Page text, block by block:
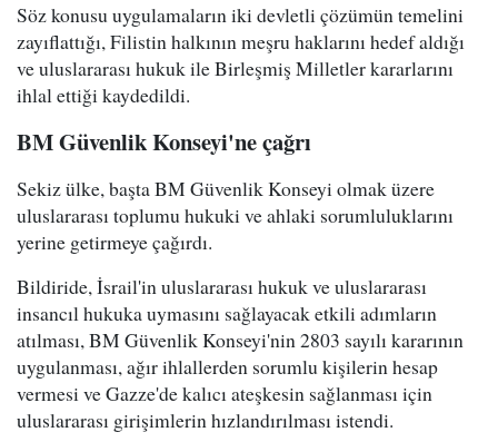
Söz konusu uygulamaların iki devletli çözümün temelini
zayıflattığı, Filistin halkının meşru haklarını hedef aldığı
ve uluslararası hukuk ile Birleşmiş Milletler kararlarını
ihlal ettiği kaydedildi.
BM Güvenlik Konseyi'ne çağrı
Sekiz ülke, başta BM Güvenlik Konseyi olmak üzere
uluslararası toplumu hukuki ve ahlaki sorumluluklarını
yerine getirmeye çağırdı.
Bildiride, İsrail'in uluslararası hukuk ve uluslararası
insancıl hukuka uymasını sağlayacak etkili adımların
atılması, BM Güvenlik Konseyi'nin 2803 sayılı kararının
uygulanması, ağır ihlallerden sorumlu kişilerin hesap
vermesi ve Gazze'de kalıcı ateşkesin sağlanması için
uluslararası girişimlerin hızlandırılması istendi.